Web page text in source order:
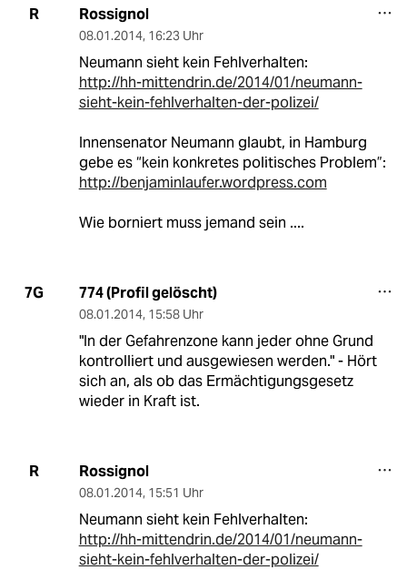
R Rossignol
08.01.2014, 16:23 Uhr
Neumann sieht kein Fehlverhalten:
http://hh-mittendrin.de/2014/01/neumann-
sieht-kein-fehlverhalten-der-polizei/
Innensenator Neumann glaubt, in Hamburg
gebe es “kein konkretes politisches Problem”:
http://benjaminlaufer.wordpress.com
Wie borniert muss jemand sein ....
7G 774 (Profil gelöscht)
08.01.2014, 15:58 Uhr
"In der Gefahrenzone kann jeder ohne Grund
kontrolliert und ausgewiesen werden." - Hört
sich an, als ob das Ermächtigungsgesetz
wieder in Kraft ist.
R Rossignol
08.01.2014, 15:51 Uhr
Neumann sieht kein Fehlverhalten:
http://hh-mittendrin.de/2014/01/neumann-
sieht-kein-fehlverhalten-der-polizei/